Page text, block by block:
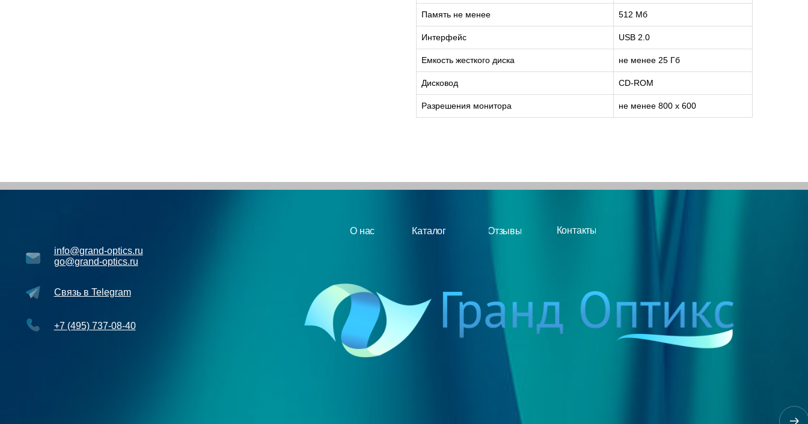
Память не менее 512 Мб
Интерфейс USB 2.0
Емкость жесткого диска не менее 25 Гб
Дисковод CD-ROM
Разрешения монитора не менее 800 x 600
Публичная оферта